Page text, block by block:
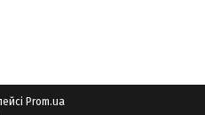
Prom.ua